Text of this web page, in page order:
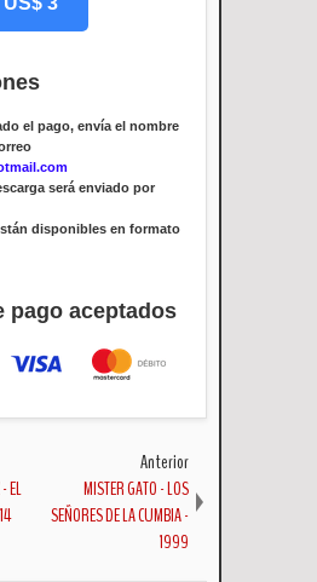
el pago, envía el nombre
será enviado por
disponibles en formato
pago aceptados
EL
Anterior
MISTER GATO - LOS
SEÑORES DE LA CUMBIA -
1999